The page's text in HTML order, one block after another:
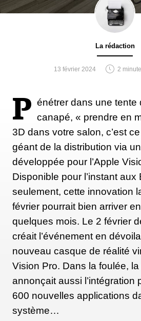
La rédaction
13 février 2024 2
P énétrer dans une tente
canapé, « prendre en
3D dans votre salon, c’est
géant de la distribution via
développée pour l’Apple
Disponible pour l’instant aux
seulement, cette innovation
février pourrait bien arriver
quelques mois. Le 2 février
créait l’événement en
nouveau casque de réalité
Vision Pro. Dans la foulée,
annonçait aussi l’intégration
600 nouvelles applications
système…